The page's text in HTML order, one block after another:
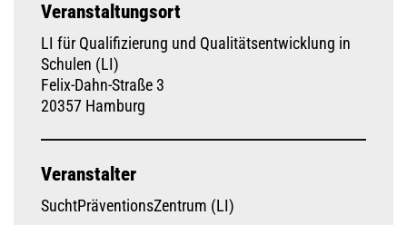
Veranstaltungsort
LI für Qualifizierung und Qualitätsentwicklung in
Schulen (LI)
Felix-Dahn-Straße 3
20357 Hamburg
Veranstalter
SuchtPräventionsZentrum (LI)